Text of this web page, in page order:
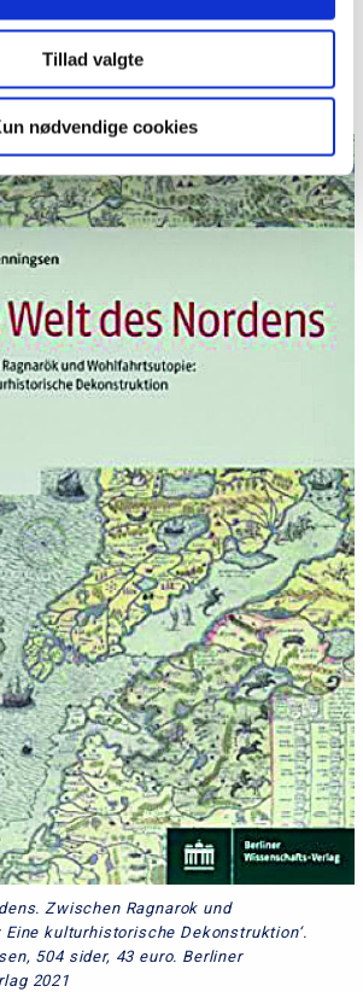
Tillad valgte
nødvendige cookies
tyske læsere, der vil have et
nordiske læsere, der har godt af dette
samfund.
Zwischen Ragnarok und
kulturhistorische Dekonstruktion‘.
504 sider, 43 euro. Berliner
2021